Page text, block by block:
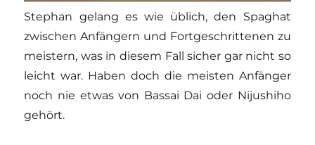
Stephan gelang es wie üblich, den Spaghat
zwischen Anfängern und Fortgeschrittenen zu
meistern, was in diesem Fall sicher gar nicht so
leicht war. Haben doch die meisten Anfänger
noch nie etwas von Bassai Dai oder Nijushiho
gehört.